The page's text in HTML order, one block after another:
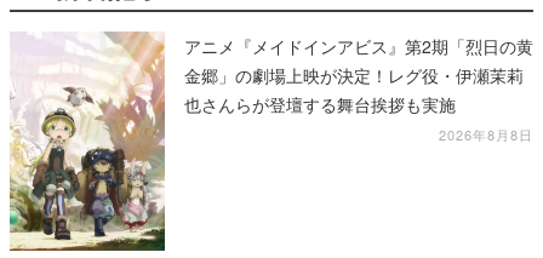
アニメ『メイドインアビス』第2期「烈日の黄
金郷」の劇場上映が決定！レグ役・伊瀬茉莉
也さんらが登壇する舞台挨拶も実施
2026年8月8日